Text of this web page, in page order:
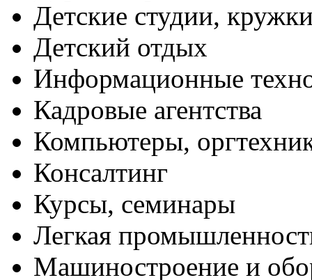
Детские студии,
Детский отдых
Информационные
Кадровые агентства
Компьютеры,
Консалтинг
Курсы, семинары
Легкая
Машиностроение и